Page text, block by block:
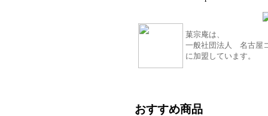
菓宗庵は、
一般社団法人 名古屋
に加盟しています。
おすすめ商品